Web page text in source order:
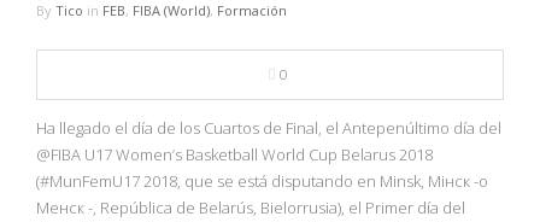
OTROS
NBA
By Tico in FEB, FIBA (World), Formación
0
Ha llegado el día de los Cuartos de Final, el Antepenúltimo día del
@FIBA U17 Women’s Basketball World Cup Belarus 2018
(#MunFemU17 2018, que se está disputando en Minsk, Мінск -o
Менск -, República de Belarús, Bielorrusia), el Primer día del